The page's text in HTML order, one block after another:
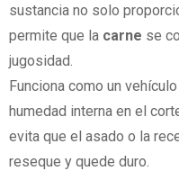
sustancia no solo
permite que la carne se
jugosidad.
Funciona como un
humedad interna en el
evita que el asado o la
reseque y quede duro.